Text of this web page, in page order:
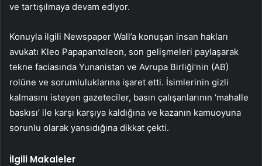
ve tartışılmaya devam ediyor.
Konuyla ilgili Newspaper Wall’a konuşan insan hakları
avukatı Kleo Papapantoleon, son gelişmeleri paylaşarak
tekne faciasında Yunanistan ve Avrupa Birliği’nin (AB)
rolüne ve sorumluluklarına işaret etti. İsimlerinin gizli
kalmasını isteyen gazeteciler, basın çalışanlarının ‘mahalle
baskısı’ ile karşı karşıya kaldığına ve kazanın kamuoyuna
sorunlu olarak yansıdığına dikkat çekti.
İlgili Makaleler